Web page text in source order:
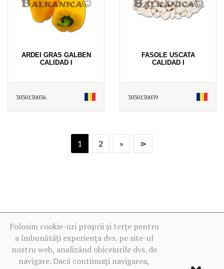
ARDEI GRAS GALBEN
CALIDAD I
3030130036
FASOLE USCATA
CALIDAD I
3030130039
1 2 » ⋗
Folosim cookie-uri proprii și terțe pentru
a îmbunătăți experiența dvs. pe site-ul
nostru web, analizând obiceiurile dvs. de
navigare. Dacă continuați navigarea,